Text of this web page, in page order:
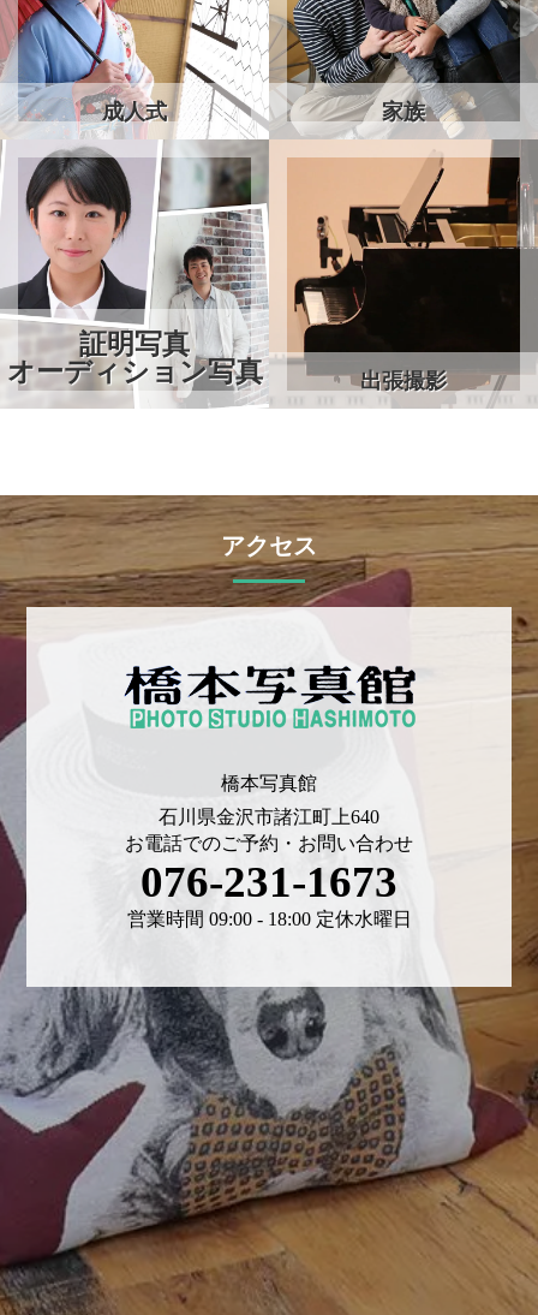
成人式 家族
証明写真
オーディション写真
出張撮影
アクセス
橋本写真館
石川県金沢市諸江町上640
お電話でのご予約・お問い合わせ
076-231-1673
営業時間 09:00 - 18:00 定休水曜日